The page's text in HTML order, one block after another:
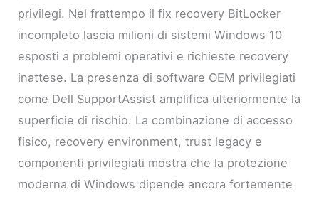
privilegi. Nel frattempo il fix recovery BitLocker
incompleto lascia milioni di sistemi Windows 10
esposti a problemi operativi e richieste recovery
inattese. La presenza di software OEM privilegiati
come Dell SupportAssist amplifica ulteriormente la
superficie di rischio. La combinazione di accesso
fisico, recovery environment, trust legacy e
componenti privilegiati mostra che la protezione
moderna di Windows dipende ancora fortemente